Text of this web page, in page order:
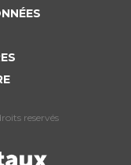
reservés